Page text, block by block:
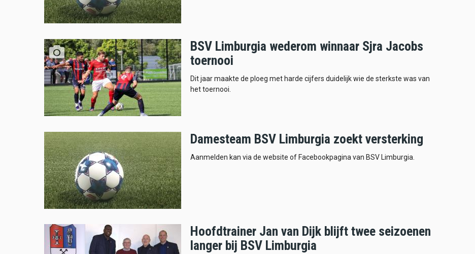
BSV Limburgia wederom winnaar Sjra Jacobs
toernooi
Dit jaar maakte de ploeg met harde cijfers duidelijk wie de sterkste was van
het toernooi.
Damesteam BSV Limburgia zoekt versterking
Aanmelden kan via de website of Facebookpagina van BSV Limburgia.
Hoofdtrainer Jan van Dijk blijft twee seizoenen
langer bij BSV Limburgia